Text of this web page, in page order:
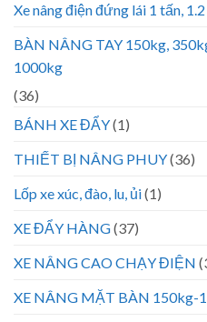
Xe nâng điện đứng lái 1 tấn,
BÀN NÂNG TAY 150kg,
1000kg
(36)
BÁNH XE ĐẨY(1)
THIẾT BỊ NÂNG PHUY(36)
Lốp xe xúc, đào, lu, ủi(1)
XE ĐẨY HÀNG(37)
XE NÂNG CAO CHẠY ĐIỆN
XE NÂNG MẶT BÀN 150kg-